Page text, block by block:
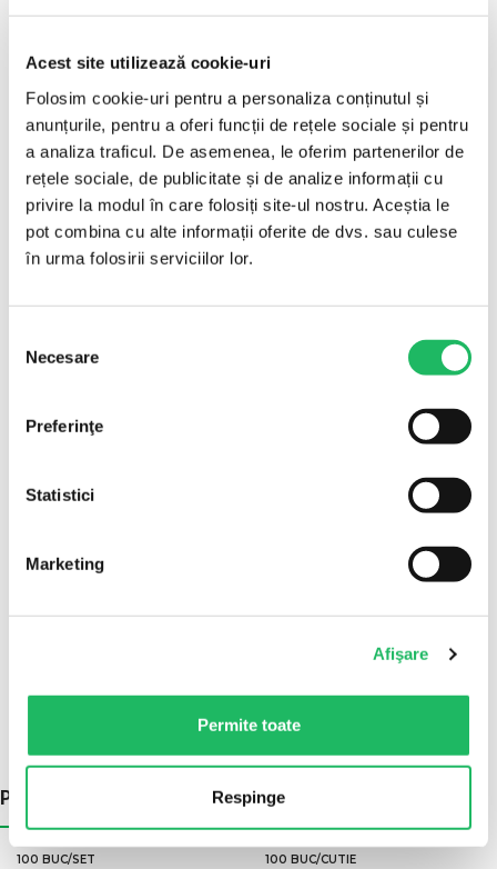
Acest site utilizează cookie-uri
Folosim cookie-uri pentru a personaliza conținutul și
anunțurile, pentru a oferi funcții de rețele sociale și pentru
a analiza traficul. De asemenea, le oferim partenerilor de
rețele sociale, de publicitate și de analize informații cu
privire la modul în care folosiți site-ul nostru. Aceștia le
pot combina cu alte informații oferite de dvs. sau culese
în urma folosirii serviciilor lor.
consimțământului
Necesare
Preferinţe
Statistici
Marketing
Afişare
Permite toate
Respinge
pentru fixarea branulelor, cateterelor sau
a irita pielea.
Ambalare și livrare
Ambalare: 6 buc/cutie. Cantitate minimă de comandă:
6 buc. Produs pe stoc, livrare rapidă în toată țara.
Întrebări frecvente
Pentru ce se folosește?
Fixarea branulelor/cateterelor și a pansamentelor.
Da.
Hipoalergenic.
6 buc/cutie.
Este steril?
Importator: SC ALPHA NED 2000 EXIM SRL
POATE AI NEVOIE SI DE:
100 BUC/SET 100 BUC/CUTIE